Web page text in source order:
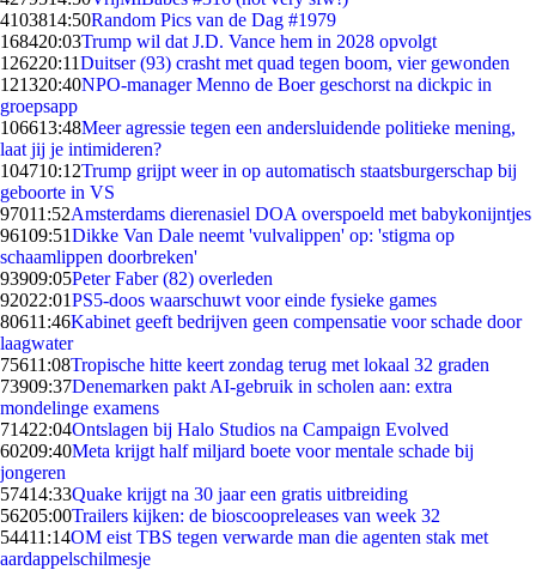
4103814:50Random Pics van de Dag #1979
168420:03Trump wil dat J.D. Vance hem in 2028 opvolgt
126220:11Duitser (93) crasht met quad tegen boom, vier gewonden
121320:40NPO-manager Menno de Boer geschorst na dickpic in
groepsapp
106613:48Meer agressie tegen een andersluidende politieke mening,
laat jij je intimideren?
104710:12Trump grijpt weer in op automatisch staatsburgerschap bij
geboorte in VS
97011:52Amsterdams dierenasiel DOA overspoeld met babykonijntjes
96109:51Dikke Van Dale neemt 'vulvalippen' op: 'stigma op
schaamlippen doorbreken'
93909:05Peter Faber (82) overleden
92022:01PS5-doos waarschuwt voor einde fysieke games
80611:46Kabinet geeft bedrijven geen compensatie voor schade door
laagwater
75611:08Tropische hitte keert zondag terug met lokaal 32 graden
73909:37Denemarken pakt AI-gebruik in scholen aan: extra
mondelinge examens
71422:04Ontslagen bij Halo Studios na Campaign Evolved
60209:40Meta krijgt half miljard boete voor mentale schade bij
jongeren
57414:33Quake krijgt na 30 jaar een gratis uitbreiding
56205:00Trailers kijken: de bioscoopreleases van week 32
54411:14OM eist TBS tegen verwarde man die agenten stak met
aardappelschilmesje